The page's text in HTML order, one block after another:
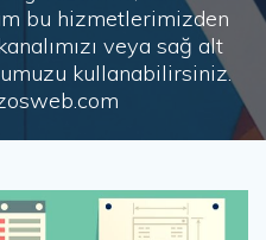
bu hizmetlerimizden
veya sağ alt
kullanabilirsiniz.